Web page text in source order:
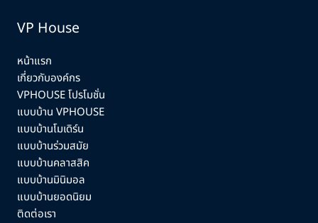
VP House
หน้าแรก
เกี่ยวกับองค์กร
VPHOUSE โปรโมชั่น
แบบบ้าน VPHOUSE
แบบบ้านโมเดิร์น
แบบบ้านร่วมสมัย
แบบบ้านคลาสสิค
แบบบ้านมินิมอล
แบบบ้านยอดนิยม
ติดต่อเรา